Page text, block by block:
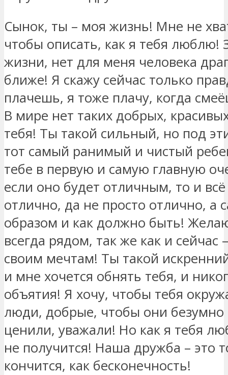
Сынок, ты – моя жизнь! Мне не
чтобы описать, как я тебя люблю!
жизни, нет для меня человека
ближе! Я скажу сейчас только
плачешь, я тоже плачу, когда
В мире нет таких добрых,
тебя! Ты такой сильный, но под
тот самый ранимый и чистый
тебе в первую и самую главную
если оно будет отличным, то и
отлично, да не просто отлично,
образом и как должно быть!
всегда рядом, так же как и сейчас
своим мечтам! Ты такой
и мне хочется обнять тебя, и
объятия! Я хочу, чтобы тебя
люди, добрые, чтобы они
ценили, уважали! Но как я тебя
не получится! Наша дружба – это
кончится, как бесконечность!